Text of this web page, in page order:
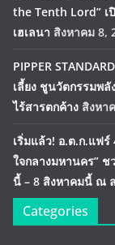
the Tenth Lord” เ
เฮเลนา สิงหาคม 8,
PIPPER
เลี้ยง ชูนวัตกรรมพ
ไร้สารตกค้าง สิงหา
เริ่มแล้ว! อ.ต.ก.แฟร์
ใจกลางมหานคร”
นี้ – 8 สิงหาคมนี้ ณ
Categories